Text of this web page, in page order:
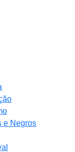
e Negros